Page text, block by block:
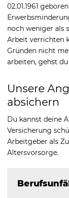
02.01.1961
noch weniger als
Arbeit verrichten
Gründen nicht
arbeiten, gehst du
Unsere
absichern
Du kannst deine
Versicherung
Arbeitgeber als
Altersvorsorge.